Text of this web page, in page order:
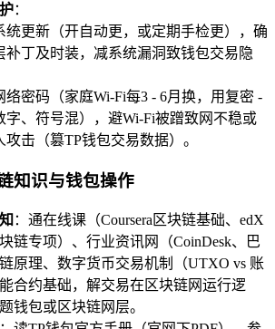
：
统更新（开自动更，或定期手检更），确
补丁及时装，减系统漏洞致钱包交易隐
络密码（家庭Wi-Fi每3 - 6月换，用复密 -
字、符号混），避Wi-Fi被蹭致网不稳或
攻击（篡TP钱包交易数据）。
知识与钱包操作
：通在线课（Coursera区块链基础、edX
链专项）、行业资讯网（CoinDesk、巴
原理、数字货币交易机制（UTXO vs 账
合约基础，解交易在区块链网运行逻
钱包或区块链网层。